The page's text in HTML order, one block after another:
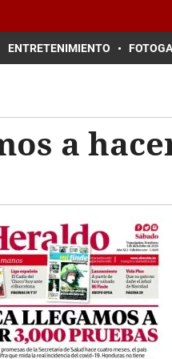
ENTRETENIMIENTO
a